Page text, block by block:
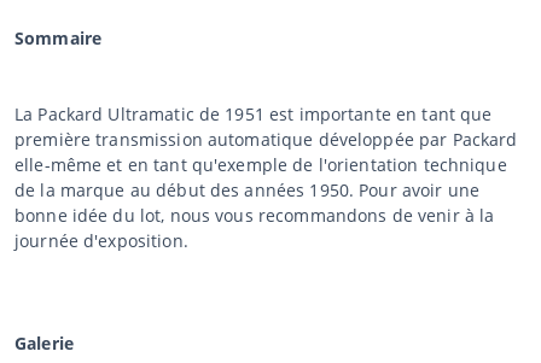
Sommaire
La Packard Ultramatic de 1951 est importante en tant que
première transmission automatique développée par Packard
elle-même et en tant qu'exemple de l'orientation technique
de la marque au début des années 1950. Pour avoir une
bonne idée du lot, nous vous recommandons de venir à la
journée d'exposition.
Galerie